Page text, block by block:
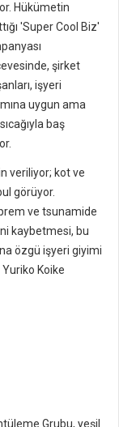
Hükümetin
'Super Cool Biz'
şirket
işyeri
uygun ama
baş
veriliyor; kot ve
görüyor.
ve tsunamide
kaybetmesi, bu
özgü işyeri giyimi
Yuriko Koike
Grubu, yeşil